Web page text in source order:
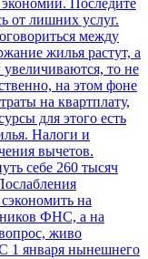
от лишних услуг.
между
жилья растут, а
то не
на этом фоне
на квартплату,
для этого есть
Налоги и
вычетов.
себе 260 тысяч
на
ФНС, а на
живо
1 января нынешнего